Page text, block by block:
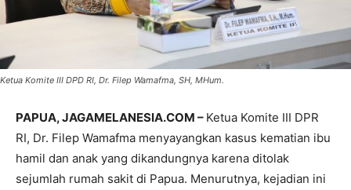
Ketua Komite III DPD RI, Dr. Filep Wamafma, SH, MHum.
PAPUA, JAGAMELANESIA.COM – Ketua Komite III DPR
RI, Dr. Filep Wamafma menyayangkan kasus kematian ibu
hamil dan anak yang dikandungnya karena ditolak
sejumlah rumah sakit di Papua. Menurutnya, kejadian ini